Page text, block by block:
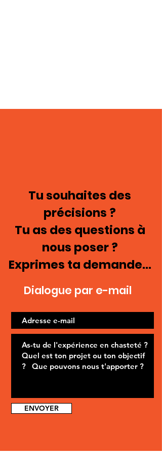
Tu souhaites des
précisions ?
Tu as des questions à
nous poser ?
Exprimes ta demande...
Dialogue par e-mail
ENVOYER